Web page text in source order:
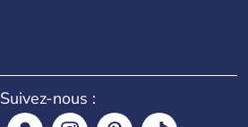
Suivez-nous :